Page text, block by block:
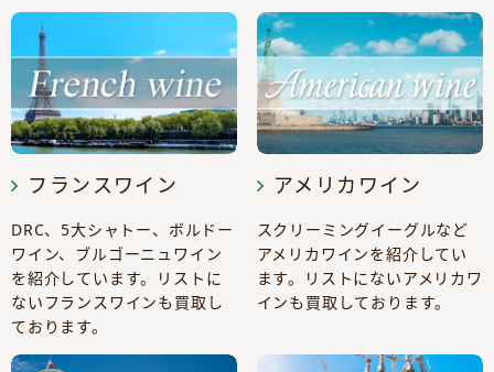
フランスワイン
DRC、5大シャトー、ボルドー
ワイン、ブルゴーニュワイン
を紹介しています。リストに
ないフランスワインも買取し
ております。
アメリカワイン
スクリーミングイーグルなど
アメリカワインを紹介してい
ます。リストにないアメリカワ
インも買取しております。